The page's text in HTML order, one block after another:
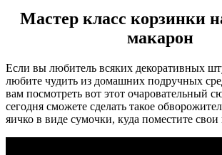
Мастер класс корзинки
макарон
Если вы любитель всяких декоративных
любите чудить из домашних подручных
вам посмотреть вот этот очаровательный
сегодня сможете сделать такое
яичко в виде сумочки, куда поместите свои